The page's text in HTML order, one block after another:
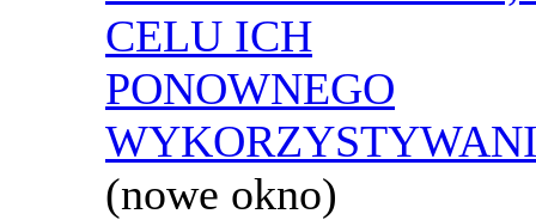
CELU ICH
PONOWNEGO
(nowe okno)